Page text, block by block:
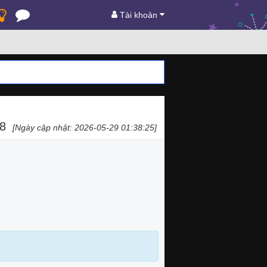
Tài khoản
[Ngày cập nhật: 2026-05-29 01:38:25]